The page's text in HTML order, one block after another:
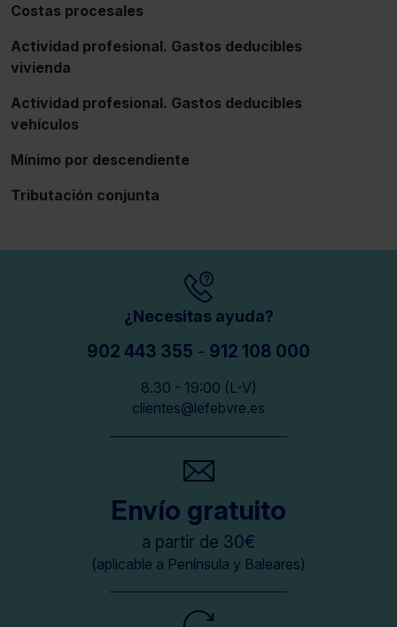
Costas procesales
Actividad profesional. Gastos deducibles
vivienda
Actividad profesional. Gastos deducibles
vehículos
Mínimo por descendiente
Tributación conjunta
¿Necesitas ayuda?
902 443 355 - 912 108 000
8.30 - 19:00 (L-V)
clientes@lefebvre.es
Envío gratuito
a partir de 30€
(aplicable a Península y Baleares)